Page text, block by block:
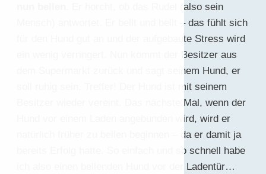
. Er horcht, ob das Rudel (also sein
Mensch) antwortet. Er bellt und bellt – das fühlt sich
für den Hund gut an und der aufgebaute Stress wird
ein wenig verringert. Nun kommt der Besitzer aus
dem Supermarkt zurück und sagt seinem Hund, er
soll ruhig sein. Treffer! Der Hund ist mit seinem
Besitzer wieder vereint. Das nächste Mal, wenn der
Hund vor einem Laden angebunden wird, wird er
natürlich früher zu bellen beginnen – da er damit ja
bereits Erfolg hatte. So einfach und so schnell habe
ich also einen bellenden Hund vor der Ladentür…